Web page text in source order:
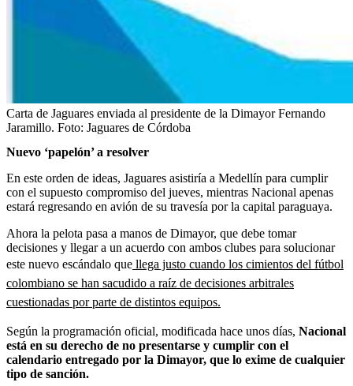
Carta de Jaguares enviada al presidente de la Dimayor Fernando
Jaramillo. Foto: Jaguares de Córdoba
Nuevo ‘papelón’ a resolver
En este orden de ideas, Jaguares asistiría a Medellín para cumplir
con el supuesto compromiso del jueves, mientras Nacional apenas
estará regresando en avión de su travesía por la capital paraguaya.
Ahora la pelota pasa a manos de Dimayor, que debe tomar
decisiones y llegar a un acuerdo con ambos clubes para solucionar
este nuevo escándalo que llega justo cuando los cimientos del fútbol
colombiano se han sacudido a raíz de decisiones arbitrales
cuestionadas por parte de distintos equipos.
Según la programación oficial, modificada hace unos días, Nacional
está en su derecho de no presentarse y cumplir con el
calendario entregado por la Dimayor, que lo exime de cualquier
tipo de sanción.